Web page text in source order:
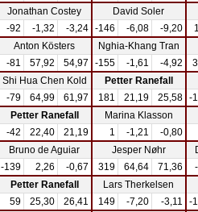
Jonathan Costey
David Soler
-92 -1,32 -3,24 -146 -6,08 -9,20
Anton Kösters
Nghia-Khang Tran
-81 57,92 54,97 -155 -1,61 -4,92
Shi Hua Chen Kold
Petter Ranefall
-79 64,99 61,97 181 21,19 25,58 -
Petter Ranefall
Marina Klasson
-42 22,40 21,19 1 -1,21 -0,80
Bruno de Aguiar Jesper Nøhr
-139 2,26 -0,67 319 64,64 71,36
Petter Ranefall
Lars Therkelsen
59 25,30 26,41 149 -7,20 -3,11 -